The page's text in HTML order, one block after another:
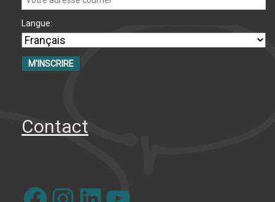
Langue:
Contact